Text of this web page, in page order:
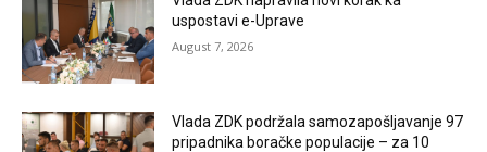
uspostavi e-Uprave
August 7, 2026
Vlada ZDK podržala samozapošljavanje 97
pripadnika boračke populacije – za 10